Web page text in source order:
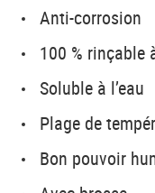
Anti-corrosion
100 % rinçable
Soluble à l’eau
Plage de
Bon pouvoir